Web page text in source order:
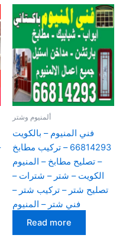
ألمنيوم وشتر
فني المنيوم – بالكويت
66814293 – تركيب مطابخ
– تصليح مطابخ – المنيوم
الكويت – شتر – شترات –
تصليح شتر – تركيب شتر –
فني شتر – المنيوم
Read more